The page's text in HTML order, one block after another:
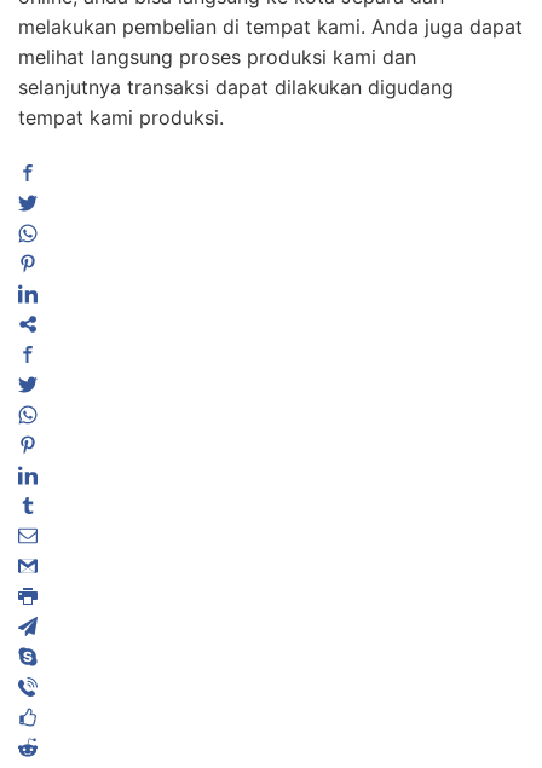
melakukan pembelian di tempat kami. Anda juga dapat
melihat langsung proses produksi kami dan
selanjutnya transaksi dapat dilakukan digudang
tempat kami produksi.